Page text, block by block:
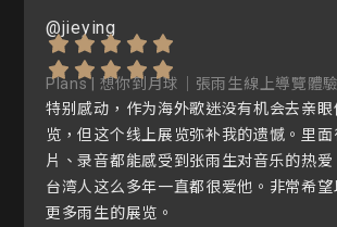
@jieying
Plans | 想你到月球｜張雨生線上導覽體驗
特别感动，作为海外歌迷没有机会去亲眼
览，但这个线上展览弥补我的遗憾。里
片、录音都能感受到张雨生对音乐的热爱
台湾人这么多年一直都很爱他。非常希
更多雨生的展览。